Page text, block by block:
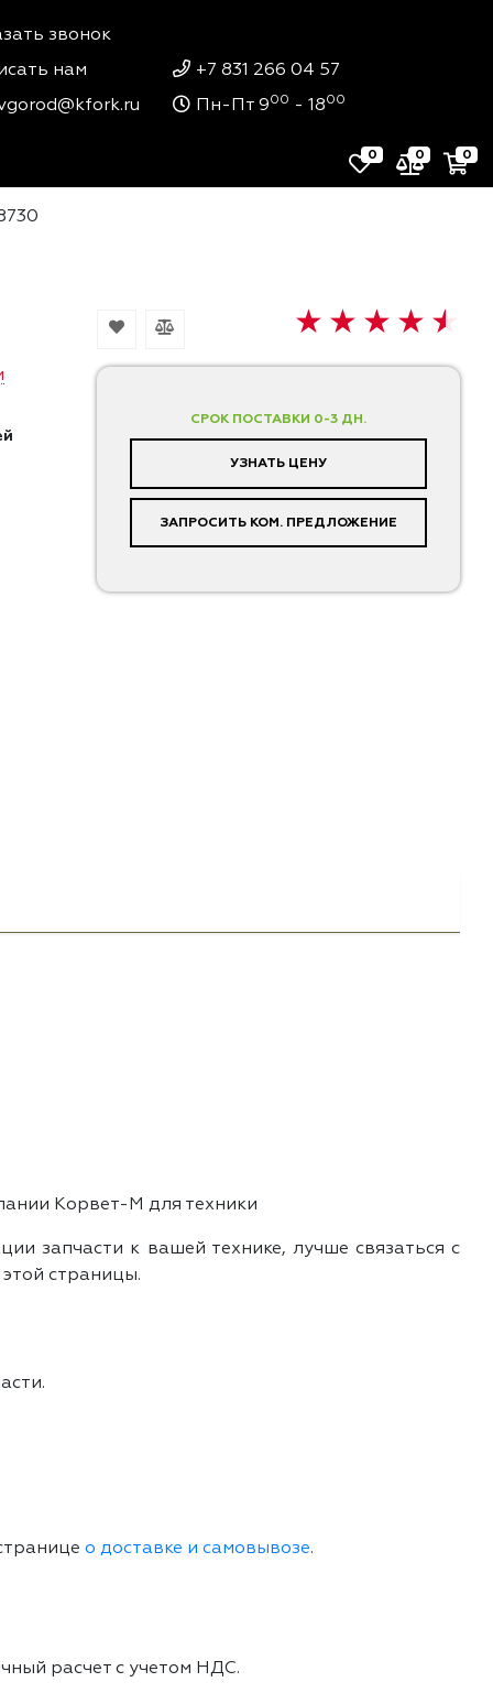
звонок
нам
+7 831 266 04 57
Пн-Пт 900 - 1800
0 0 0
СРОК ПОСТАВКИ 0-3 ДН.
УЗНАТЬ ЦЕНУ
ЗАПРОСИТЬ КОМ. ПРЕДЛОЖЕНИЕ
Корвет-М для техники
запчасти к вашей технике, лучше связаться с
страницы.
о доставке и самовывозе.
расчет с учетом НДС.